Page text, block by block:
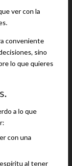
ver con la
conveniente
sino
lo que quieres
a lo que
con una
al tener